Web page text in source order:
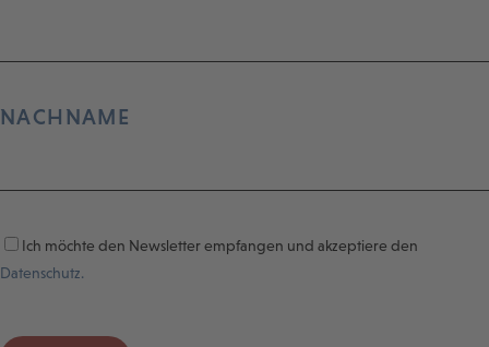
NACHNAME
Ich möchte den Newsletter empfangen und akzeptiere den
Datenschutz.